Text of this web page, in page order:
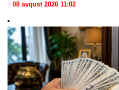
08 avqust 2026 11:02